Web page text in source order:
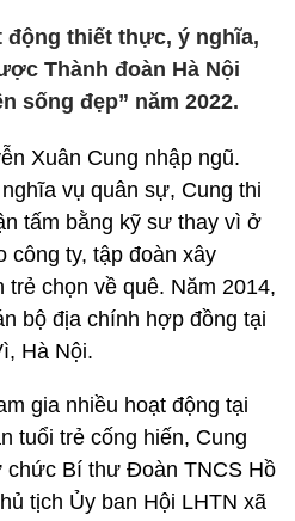
thiết thực, ý nghĩa,
Thành đoàn Hà Nội
sống đẹp” năm 2022.
Xuân Cung nhập ngũ.
vụ quân sự, Cung thi
tấm bằng kỹ sư thay vì ở
công ty, tập đoàn xây
chọn về quê. Năm 2014,
bộ địa chính hợp đồng tại
Hà Nội.
gia nhiều hoạt động tại
tuổi trẻ cống hiến, Cung
Bí thư Đoàn TNCS Hồ
tịch Ủy ban Hội LHTN xã